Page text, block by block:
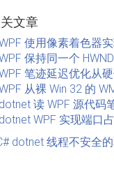
文章
使用像素着色器
保持同一个
笔迹延迟优化从
从裸 Win 32 的
dotnet 读 WPF 源代码
dotnet WPF 实现端口
dotnet 线程不安全